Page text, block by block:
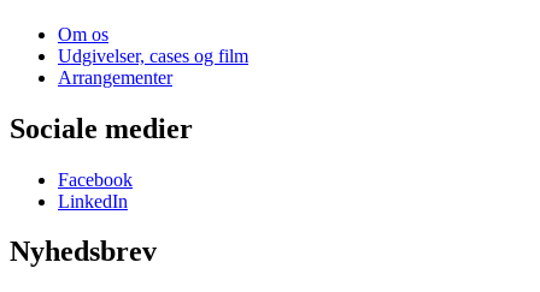
Om os
Udgivelser, cases og film
Arrangementer
Sociale medier
Facebook
LinkedIn
Nyhedsbrev